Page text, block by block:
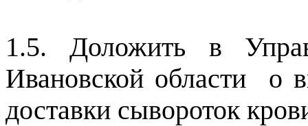
1.5. Доложить в
Ивановской области
о
доставки сывороток